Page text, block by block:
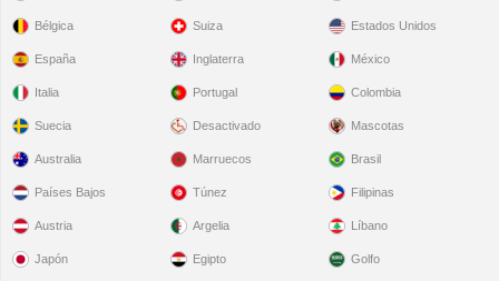
Bélgica
España
Italia
Suecia
Suiza
Inglaterra
Portugal
Desactivado
Estados Unidos
México
Colombia
Mascotas
Australia
Países Bajos
Austria
Japón
Marruecos
Túnez
Argelia
Egipto
Brasil
Filipinas
Líbano
Golfo